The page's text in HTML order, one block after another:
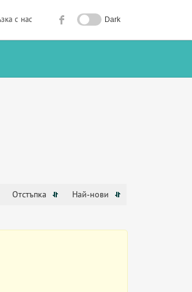
с нас Dark
Отстъпка Най-нови